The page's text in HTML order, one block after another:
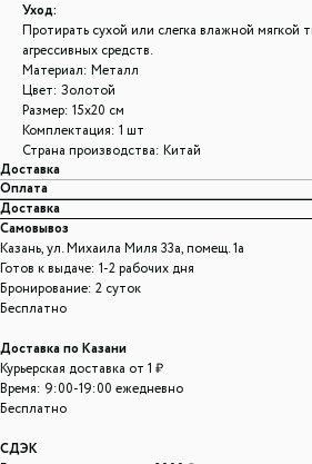
Уход:
Протирать сухой или слегка влажной мягкой
агрессивных средств.
Материал: Металл
Цвет: Золотой
Размер: 15x20 см
Комплектация: 1 шт
Страна производства: Китай
Доставка
Оплата
Доставка
Самовывоз
Казань, ул. Михаила Миля 33а, помещ. 1а
Готов к выдаче: 1-2 рабочих дня
Бронирование: 2 суток
Бесплатно
Доставка по Казани
Курьерская доставка от 1 ₽
Время: 9:00-19:00 ежедневно
Бесплатно
СДЭК